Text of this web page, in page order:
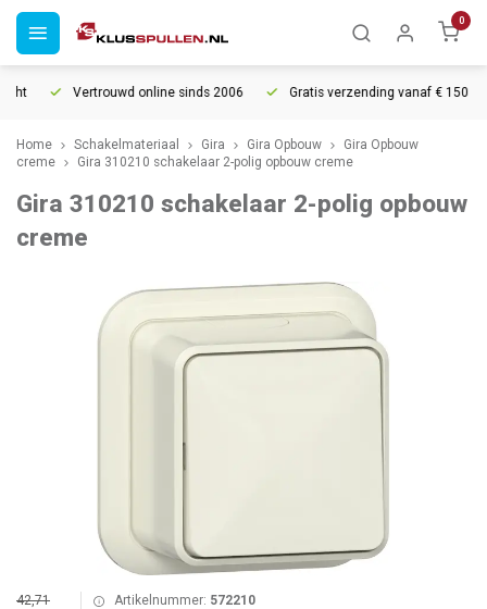
0
Vertrouwd online sinds 2006 Gratis verzending vanaf € 150
Home Schakelmateriaal Gira Gira Opbouw
Gira Opbouw
creme
Gira 310210 schakelaar 2-polig opbouw creme
Gira 310210 schakelaar 2-polig opbouw
creme
42,71 Artikelnummer: 572210